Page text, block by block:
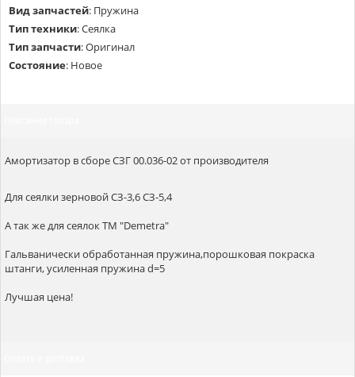
Вид запчастей: Пружина
Тип техники:Сеялка
Тип запчасти:Оригинал
Состояние: Новое
Амортизатор в сборе СЗГ 00.036-02 от производителя
Для сеялки зерновой СЗ-3,6 СЗ-5,4
А так же для сеялок ТМ "Demetra"
Гальванически обработанная пружина,порошковая покраска
штанги, усиленная пружина d=5
Лучшая цена!